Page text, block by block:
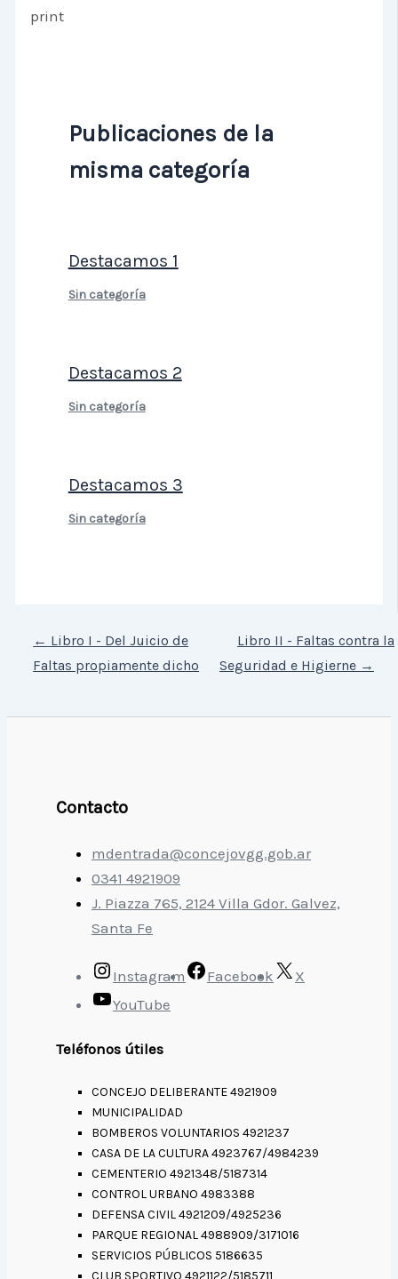
print
Publicaciones de la
misma categoría
Destacamos 1
Sin categoría
Destacamos 2
Sin categoría
Destacamos 3
Sin categoría
← Libro I - Del Juicio de
Faltas propiamente dicho
Libro II - Faltas contra la
Seguridad e Higierne →
Contacto
mdentrada@concejovgg.gob.ar
0341 4921909
J. Piazza 765, 2124 Villa Gdor. Galvez,
Santa Fe
Instagram Facebook
X
YouTube
Teléfonos útiles
CONCEJO DELIBERANTE 4921909
MUNICIPALIDAD
BOMBEROS VOLUNTARIOS 4921237
CASA DE LA CULTURA 4923767/4984239
CEMENTERIO 4921348/5187314
CONTROL URBANO 4983388
DEFENSA CIVIL 4921209/4925236
PARQUE REGIONAL 4988909/3171016
SERVICIOS PÚBLICOS 5186635
CLUB SPORTIVO 4921122/5185711